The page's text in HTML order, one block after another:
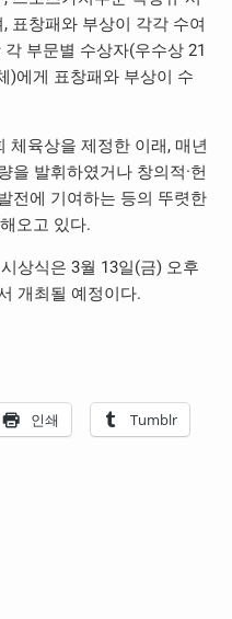
표창패와 부상이 각각 수여
부문별 수상자(우수상 21
)에게 표창패와 부상이 수
체육상을 제정한 이래, 매년
을 발휘하였거나 창의적·헌
전에 기여하는 등의 뚜렷한
오고 있다.
상식은 3월 13일(금) 오후
개최될 예정이다.
인쇄 Tumblr